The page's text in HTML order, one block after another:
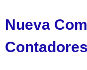
Nueva